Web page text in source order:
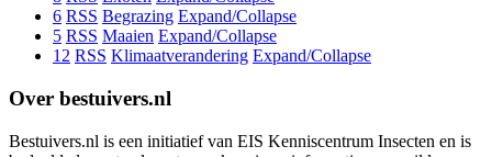
6 RSS Begrazing Expand/Collapse
5 RSS Maaien Expand/Collapse
12 RSS Klimaatverandering Expand/Collapse
Over bestuivers.nl
Bestuivers.nl is een initiatief van EIS Kenniscentrum Insecten en is